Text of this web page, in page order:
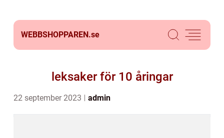
WEBBSHOPPAREN.se
leksaker för 10 åringar
22 september 2023 admin